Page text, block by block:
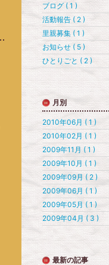
ブログ ( 1 )
活動報告 ( 2 )
里親募集 ( 1 )
お知らせ ( 5 )
ひとりごと ( 2 )
月別
2010年06月 ( 1 )
2010年02月 ( 1 )
2009年11月 ( 1 )
2009年10月 ( 1 )
2009年09月 ( 2 )
2009年06月 ( 1 )
2009年05月 ( 1 )
2009年04月 ( 3 )
最新の記事